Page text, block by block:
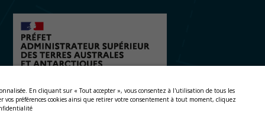
En cliquant sur « Tout accepter », vous consentez à l'utilisation de tous les
préférences cookies ainsi que retirer votre consentement à tout moment, cliquez